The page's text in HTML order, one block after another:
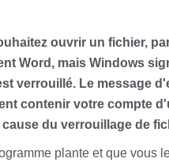
ouvrir un fichier,
Word, mais Windows
verrouillé. Le message
contenir votre compte
du verrouillage de
plante et que vous